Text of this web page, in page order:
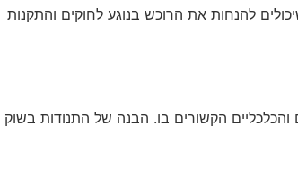
להנחות את הרוכש בנוגע לחוקים והתקנות
הקשורים בו. הבנה של התנודות בשוק